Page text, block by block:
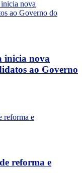
inicia nova
ao Governo
reforma e